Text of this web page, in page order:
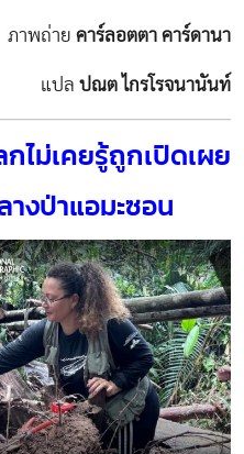
ภาพถ่าย คาร์ลอตตา คาร์ดานา
แปล ปณต ไกรโรจนานันท์
ไม่เคยรู้ถูกเปิดเผย
งป่าแอมะซอน